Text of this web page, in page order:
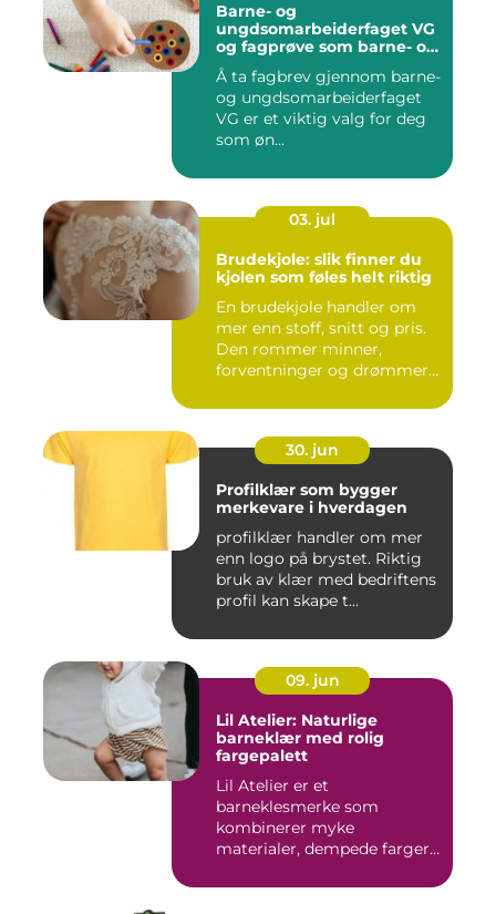
Barne- og
ungdsomarbeiderfaget VG
og fagprøve som barne- og
ungdomsarbeider
Å ta fagbrev gjennom barne-
og ungdsomarbeiderfaget
VG er et viktig valg for deg
som øn...
03. jul
Brudekjole: slik finner du
kjolen som føles helt riktig
En brudekjole handler om
mer enn stoff, snitt og pris.
Den rommer minner,
forventninger og drømmer
30. jun
Profilklær som bygger
merkevare i hverdagen
profilklær handler om mer
enn logo på brystet. Riktig
bruk av klær med bedriftens
profil kan skape t...
09. jun
Lil Atelier: Naturlige
barneklær med rolig
fargepalett
Lil Atelier er et
barneklesmerke som
kombinerer myke
materialer, dempede farger